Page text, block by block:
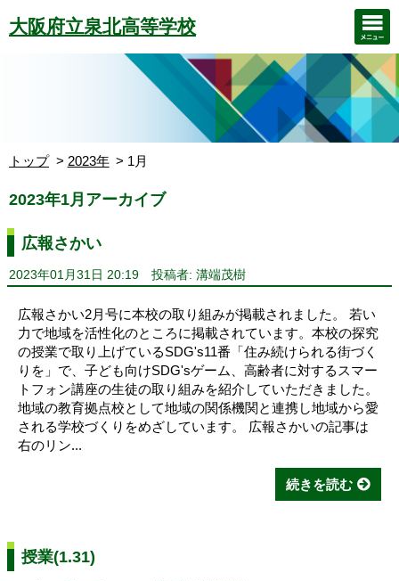
大阪府立泉北高等学校
トップ 2023年 1月
2023年1月アーカイブ
広報さかい
2023年01月31日 20:19 投稿者: 溝端茂樹
広報さかい2月号に本校の取り組みが掲載されました。 若い
力で地域を活性化のところに掲載されています。本校の探究
の授業で取り上げているSDG's11番「住み続けられる街づく
りを」で、子ども向けSDG'sゲーム、高齢者に対するスマー
トフォン講座の生徒の取り組みを紹介していただきました。
地域の教育拠点校として地域の関係機関と連携し地域から愛
される学校づくりをめざしています。 広報さかいの記事は
右のリン...
続きを読む
授業(1.31)